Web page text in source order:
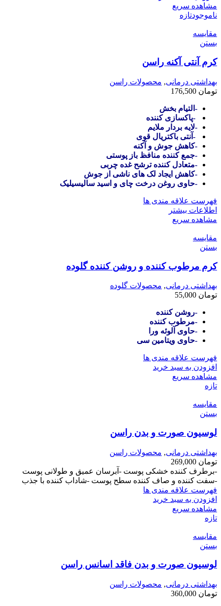
مشاهده سریع
ناموجودتازه
مقایسه
بستن
کرم آنتی آکنه راسن
بهداشتی درمانی, محصولات راسن
تومان
-التیام بخش
-پاکسازی کننده
-لایه بردار ملایم
-آنتی باکتریال قوی
-کاهش جوش و آکنه
-جمع کننده منافظ باز پوستی
-متعادل کننده ترشح غده چربی
-کاهش ایجاد لک های ناشی از جوش
-حاوی روغن درخت چای و اسید سالیسیلیک
فهرست علاقه مندی ها
اطلاعات بیشتر
مشاهده سریع
مقایسه
بستن
کرم مرطوب کننده و روشن کننده گلوده
بهداشتی درمانی, محصولات گلوده
تومان
-روشن کننده
-مرطوب کننده
-حاوی آلوئه ورا
-حاوی ویتامین سی
فهرست علاقه مندی ها
افزودن به سبد خرید
مشاهده سریع
تازه
مقایسه
بستن
لوسیون صورت و بدن راسن
بهداشتی درمانی, محصولات راسن
تومان
-برطرف کننده خشکی پوست -آبرسان عمیق و طولانی پوست
-سفت کننده و صاف کننده سطح پوست -شاداب کننده با جذب
فهرست علاقه مندی ها
افزودن به سبد خرید
مشاهده سریع
تازه
مقایسه
بستن
لوسیون صورت و بدن فاقد اسانس راسن
بهداشتی درمانی, محصولات راسن
تومان